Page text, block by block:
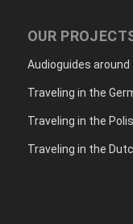
OUR
Audioguides around
Traveling in the
Traveling in the
Traveling in the